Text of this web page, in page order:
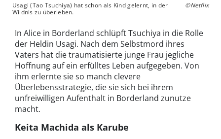
Usagi (Tao Tsuchiya) hat schon als Kind gelernt, in der
Wildnis zu überleben.
©Netflix
In Alice in Borderland schlüpft Tsuchiya in die Rolle
der Heldin Usagi. Nach dem Selbstmord ihres
Vaters hat die traumatisierte junge Frau jegliche
Hoffnung auf ein erfülltes Leben aufgegeben. Von
ihm erlernte sie so manch clevere
Überlebensstrategie, die sie sich bei ihrem
unfreiwilligen Aufenthalt in Borderland zunutze
macht.
Keita Machida als Karube